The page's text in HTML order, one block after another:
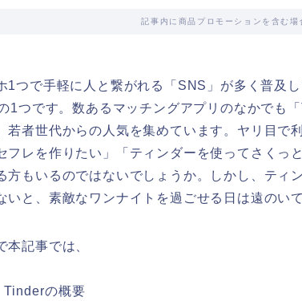
記事内に商品プロモーションを含む場
1つで手軽に人と繋がれる「SNS」が多く普及
1つです。数あるマッチングアプリのなかでも
若者世代からの人気を集めています。ヤリ目で
フレを作りたい」「ティンダーを使ってさくっ
方もいるのではないでしょうか。しかし、ティ
いと、素敵なワンナイトを過ごせる日は遠のい
本記事では、
Tinderの概要